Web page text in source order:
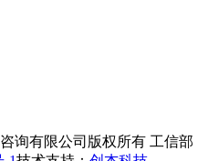
询有限公司版权所有 工信部